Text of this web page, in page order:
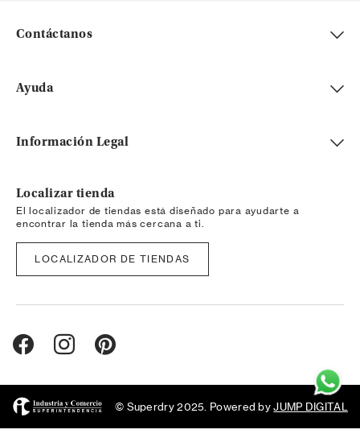
Contáctanos
Ayuda
Información Legal
Localizar tienda
El localizador de tiendas está diseñado para ayudarte a
encontrar la tienda más cercana a ti.
LOCALIZADOR DE TIENDAS
© Superdry 2025. Powered byJUMP DIGITAL